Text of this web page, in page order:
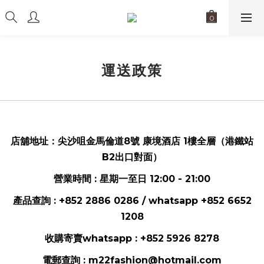
運送政策
店舖地址： 尖沙咀金馬倫道8號 康境酒店 1樓全層（港鐵站
B2出口對面）
營業時間 : 星期一至日 12:00 - 21:00
產品查詢 : +852 2886 0286 / whatsapp +852 6652
1208
收購寄賣whatsapp : +852 5926 8278
電郵查詢 : m22fashion@hotmail.com